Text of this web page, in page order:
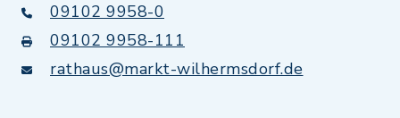
09102 9958-0
09102 9958-111
rathaus@markt-wilhermsdorf.de